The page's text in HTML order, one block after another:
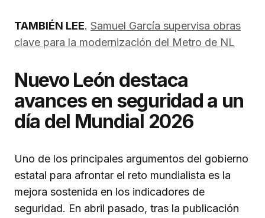
TAMBIÉN LEE. Samuel García supervisa obras
clave para la modernización del Metro de NL
Nuevo León destaca
avances en seguridad a un
día del Mundial 2026
Uno de los principales argumentos del gobierno
estatal para afrontar el reto mundialista es la
mejora sostenida en los indicadores de
seguridad. En abril pasado, tras la publicación